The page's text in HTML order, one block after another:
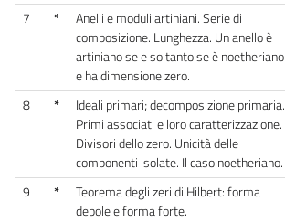
7 *
Anelli e moduli artiniani. Serie di
composizione. Lunghezza. Un anello è
artiniano se e soltanto se è noetheriano
e ha dimensione zero.
8 *
Ideali primari; decomposizione primaria.
Primi associati e loro caratterizzazione.
Divisori dello zero. Unicità delle
componenti isolate. Il caso noetheriano.
9 *
Teorema degli zeri di Hilbert: forma
debole e forma forte.